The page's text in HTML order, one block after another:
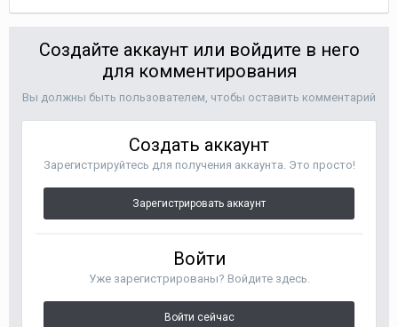
Создайте аккаунт или войдите в него
для комментирования
Вы должны быть пользователем, чтобы оставить комментарий
Создать аккаунт
Зарегистрируйтесь для получения аккаунта. Это просто!
Зарегистрировать аккаунт
Войти
Уже зарегистрированы? Войдите здесь.
Войти сейчас